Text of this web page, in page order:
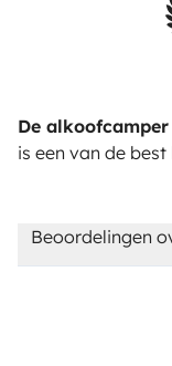
De
is een van de
Beoordelingen